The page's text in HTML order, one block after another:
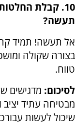
10. קבלת
תעשה?
אל תעשה! תמיד
בצורה שקולה
טווח.
לסיכום: מדגישים
מבטיחה עתיד יציב
שיכול לעשות